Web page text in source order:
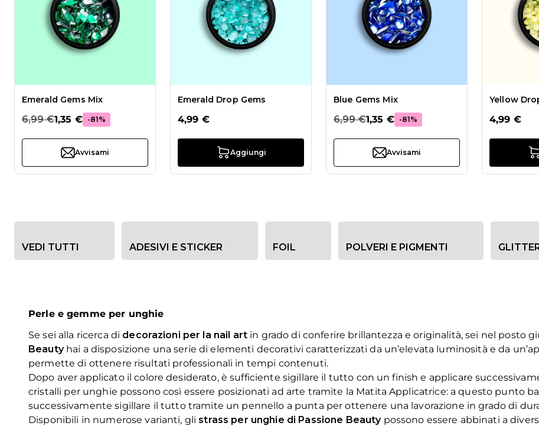
Emerald Gems Mix
6,99 €1,35 € -81%
Avvisami
Emerald Drop Gems
4,99 €
Aggiungi
Blue Gems Mix
6,99 €1,35 € -81%
Avvisami
Yellow
4,99 €
Opzioni filtro categoria
VEDI TUTTI ADESIVI E STICKER FOIL POLVERI E PIGMENTI
Perle e gemme per unghie
Se sei alla ricerca di decorazioni per la nail art in grado di conferire brillantezza e originalità, sei nel posto
Beautyhai a disposizione una serie di elementi decorativi caratterizzati da un’elevata luminosità e da
permette di ottenere risultati professionali in tempi contenuti.
Dopo aver applicato il colore desiderato, è sufficiente sigillare il tutto con un finish e applicare
cristalli per unghie possono così essere posizionati ad arte tramite la Matita Applicatrice: a questo punto
successivamente sigillare il tutto tramite un pennello a punta per ottenere una lavorazione in grado di
Disponibili in numerose varianti, gli strass per unghie di Passione Beautypossono essere abbinati a